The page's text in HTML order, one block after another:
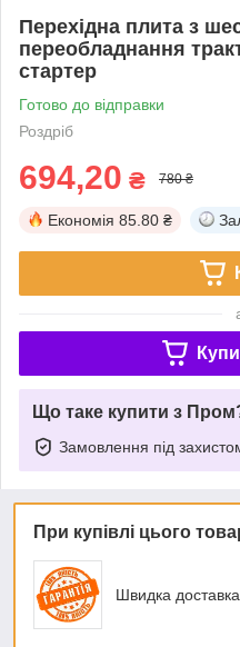
Перехідна плита з
переобладнання
стартер
Готово до відправки
Роздріб
694,20 ₴ 780 ₴
Економія 85.80 ₴
Що таке купити з
Замовлення під
При купівлі цього
Швидка доставка